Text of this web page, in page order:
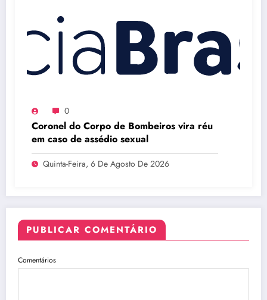
0
Coronel do Corpo de Bombeiros vira réu
em caso de assédio sexual
Quinta-Feira, 6 De Agosto De 2026
PUBLICAR COMENTÁRIO
Comentários